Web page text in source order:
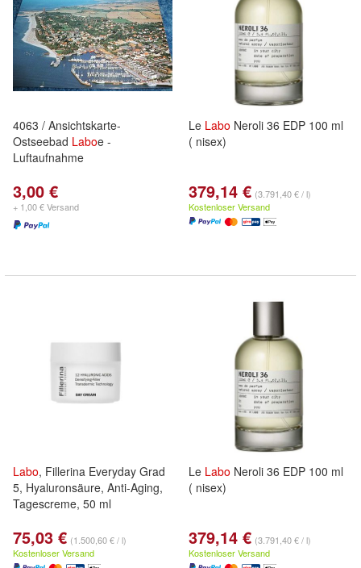
4063 / Ansichtskarte-
Ostseebad Laboe -
Luftaufnahme
3,00 €
+ 1,00 € Versand
Le Labo Neroli 36 EDP 100 ml
( nisex)
379,14 € (3.791,40 € / l)
Kostenloser Versand
Labo, Fillerina Everyday Grad
5, Hyaluronsäure, Anti-Aging,
Tagescreme, 50 ml
75,03 € (1.500,60 € / l)
Kostenloser Versand
Le Labo Neroli 36 EDP 100 ml
( nisex)
379,14 € (3.791,40 € / l)
Kostenloser Versand